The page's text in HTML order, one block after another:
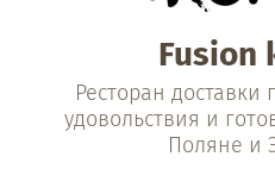
Fusion
Ресторан доставки
удовольствия и
Поляне и